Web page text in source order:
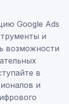
Google Ads
и
возможности
в
и